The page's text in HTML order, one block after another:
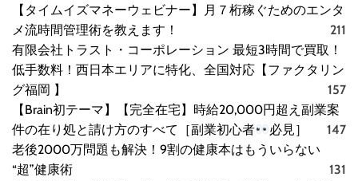
【タイムイズマネーウェビナー】月７桁稼ぐためのエンタ
メ流時間管理術を教えます！
211
有限会社トラスト・コーポレーション 最短3時間で買取！
低手数料！西日本エリアに特化、全国対応【ファクタリン
グ福岡 】
157
【Brain初テーマ】【完全在宅】時給20,000円超え副業案
件の在り処と請け方のすべて［副業初心者
必見］
147
老後2000万問題も解決！9割の健康本はもういらない
“超”健康術
131